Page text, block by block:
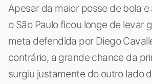
Apesar da maior posse de bola
o São Paulo ficou longe de levar
meta defendida por Diego
contrário, a grande chance da
surgiu justamente do outro lado